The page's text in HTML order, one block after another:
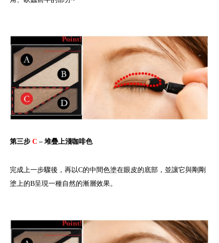
第三步 C – 堆疊上淺咖啡色
完成上一步驟後，再以C的中間色塗在眼皮的底部，並讓它與剛剛
塗上的B呈現一種自然的漸層效果。